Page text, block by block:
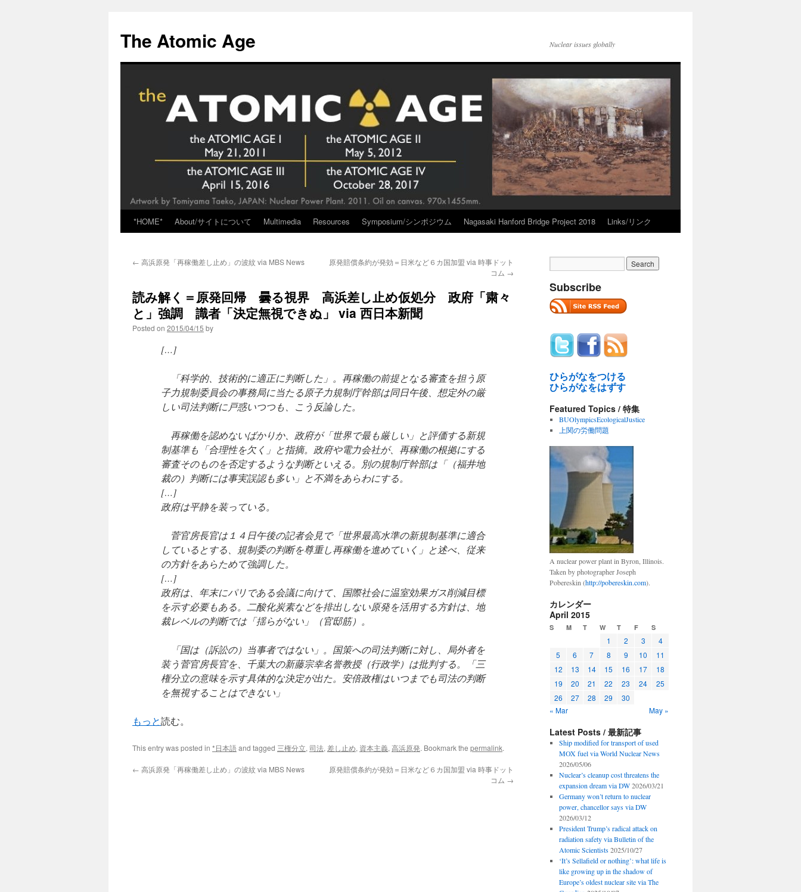
content
The Atomic Age Nuclear issues globally
*HOME* About/サイトについて Multimedia Resources Symposium/シンポジウム Nagasaki Hanford Bridge Project 2018 Links/リンク
← 高浜原発「再稼働差し止め」の波紋 via MBS News
原発賠償条約が発効＝日米など６カ国加盟 via 時事ドット
コム →
読み解く＝原発回帰 曇る視界 高浜差し止め仮処分 政府「粛々
と」強調 識者「決定無視できぬ」 via 西日本新聞
Posted on 2015/04/15 by
[…]
「科学的、技術的に適正に判断した」。再稼働の前提となる審査を担う原
子力規制委員会の事務局に当たる原子力規制庁幹部は同日午後、想定外の厳
しい司法判断に戸惑いつつも、こう反論した。
再稼働を認めないばかりか、政府が「世界で最も厳しい」と評価する新規
制基準も「合理性を欠く」と指摘。政府や電力会社が、再稼働の根拠にする
審査そのものを否定するような判断といえる。別の規制庁幹部は「（福井地
裁の）判断には事実誤認も多い」と不満をあらわにする。
[…]
政府は平静を装っている。
菅官房長官は１４日午後の記者会見で「世界最高水準の新規制基準に適合
しているとする、規制委の判断を尊重し再稼働を進めていく」と述べ、従来
の方針をあらためて強調した。
[…]
政府は、年末にパリである会議に向けて、国際社会に温室効果ガス削減目標
を示す必要もある。二酸化炭素などを排出しない原発を活用する方針は、地
裁レベルの判断では「揺らがない」（官邸筋）。
「国は（訴訟の）当事者ではない」。国策への司法判断に対し、局外者を
装う菅官房長官を、千葉大の新藤宗幸名誉教授（行政学）は批判する。「三
権分立の意味を示す具体的な決定が出た。安倍政権はいつまでも司法の判断
を無視することはできない」
もっと読む。
This entry was posted in *日本語and tagged 三権分立, 司法, 差し止め, 資本主義, 高浜原発. Bookmark the permalink.
← 高浜原発「再稼働差し止め」の波紋 via MBS News
原発賠償条約が発効＝日米など６カ国加盟 via 時事ドット
コム →
Subscribe
ひらがなをつける
ひらがなをはずす
Featured Topics / 特集
BUOlympicsEcologicalJustice
上関の労働問題
A nuclear power plant in Byron, Illinois.
Taken by photographer Joseph
Pobereskin (http://pobereskin.com).
カレンダー
April 2015
S M T W T F S
1 2 3
4
5
6 7 8 9 10
11
12
13 14 15 16 17
18
19
20 21 22 23 24
25
26
27 28 29
30
« Mar
May »
Latest Posts / 最新記事
Ship modified for transport of used
MOX fuel via World Nuclear News
2026/05/06
Nuclear’s cleanup cost threatens the
expansion dream via DW 2026/03/21
Germany won’t return to nuclear
power, chancellor says via DW
2026/03/12
President Trump’s radical attack on
radiation safety via Bulletin of the
Atomic Scientists 2025/10/27
‘It’s Sellafield or nothing’: what life is
like growing up in the shadow of
Europe’s oldest nuclear site via The